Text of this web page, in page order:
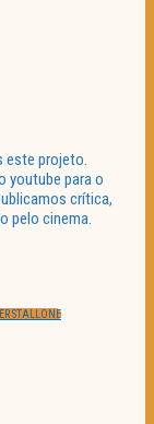
este projeto.
youtube para o
crítica,
pelo cinema.
STALLONE